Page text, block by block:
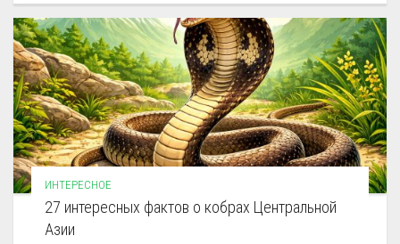
ИНТЕРЕСНОЕ
27 интересных фактов о кобрах Центральной
Азии